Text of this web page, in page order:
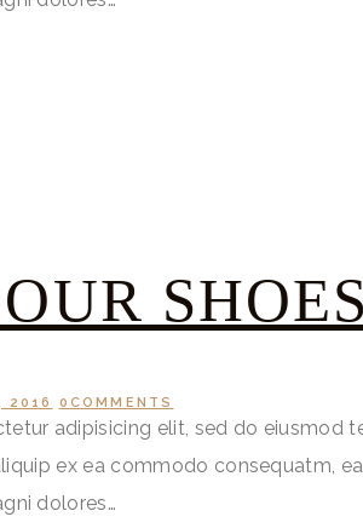
2016 0 COMMENTS
adipisicing elit, sed do eiusmod
ex ea commodo consequatm,
dolores…